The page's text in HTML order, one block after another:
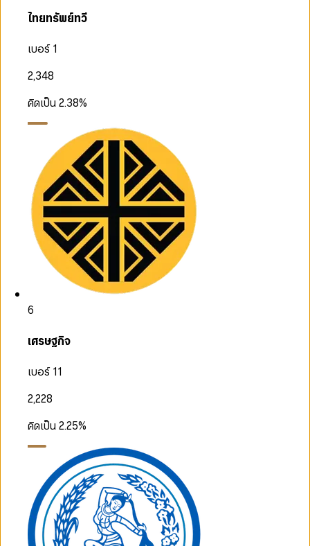
ไทยทรัพย์ทวี
เบอร์ 1
2,348
คิดเป็น2.38%
6
เศรษฐกิจ
เบอร์ 11
2,228
คิดเป็น2.25%